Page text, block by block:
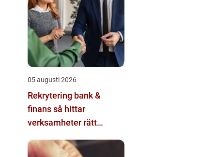
05 augusti 2026
Rekrytering bank &
finans så hittar
verksamheter rätt
värld